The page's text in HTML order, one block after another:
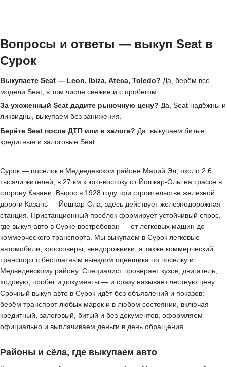
Вопросы и ответы — выкуп Seat в
Сурок
Выкупаете Seat — Leon, Ibiza, Ateca, Toledo? Да, берём все
модели Seat, в том числе свежие и с пробегом.
За ухоженный Seat дадите рыночную цену? Да, Seat надёжны и
ликвидны, выкупаем без занижения.
Берёте Seat после ДТП или в залоге? Да, выкупаем битые,
кредитные и залоговые Seat.
Сурок — посёлок в Медведевском районе Марий Эл, около 2,6
тысячи жителей, в 27 км к юго-востоку от Йошкар-Олы на трассе в
сторону Казани. Вырос в 1928 году при строительстве железной
дороги Казань — Йошкар-Ола; здесь действует железнодорожная
станция. Пристанционный посёлок формирует устойчивый спрос,
где выкуп авто в Сурке востребован — от легковых машин до
коммерческого транспорта. Мы выкупаем в Сурок легковые
автомобили, кроссоверы, внедорожники, а также коммерческий
транспорт с бесплатным выездом оценщика по посёлку и
Медведевскому району. Специалист проверяет кузов, двигатель,
ходовую, пробег и документы — и сразу называет честную цену.
Срочный выкуп авто в Сурок идёт без объявлений и показов:
берём транспорт любых марок и в любом состоянии, включая
кредитный, залоговый, битый и без документов, оформляем
официально и выплачиваем деньги в день обращения.
Районы и сёла, где выкупаем авто